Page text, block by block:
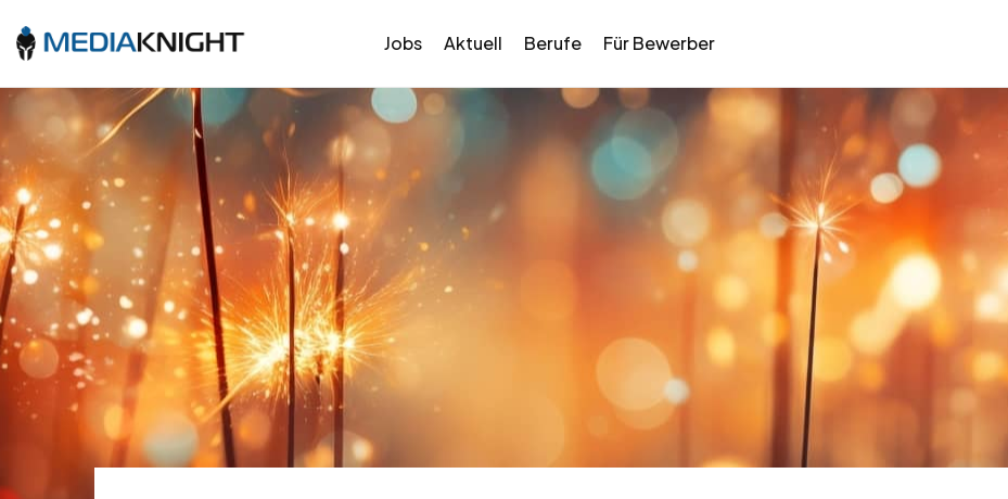
Jobs Aktuell Berufe Für Bewerber